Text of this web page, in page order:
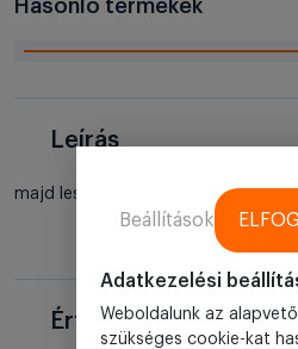
Hasonló termékek
Leírás
majd lesz
Értékelések
Adatkezelési
Weboldalunk az
szükséges cookie-kat
Beállítások